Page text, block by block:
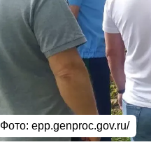
Фото: epp.genproc.gov.ru/